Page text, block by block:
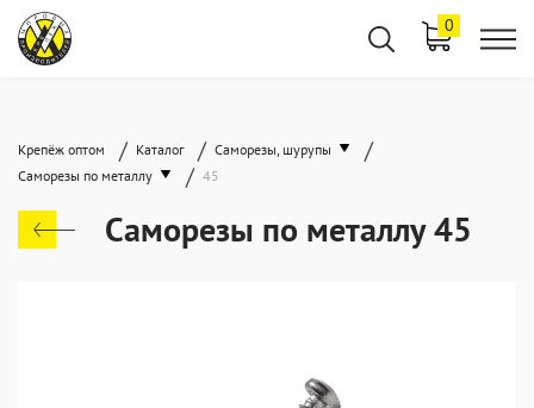
0
Крепёж оптом / Каталог / Саморезы, шурупы /
Саморезы по металлу / 45
Саморезы по металлу 45